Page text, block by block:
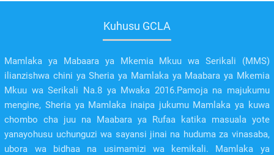
Kuhusu GCLA
Mamlaka ya Mabaara ya Mkemia Mkuu wa Serikali (MMS)
ilianzishwa chini ya Sheria ya Mamlaka ya Maabara ya Mkemia
Mkuu wa Serikali Na.8 ya Mwaka 2016.Pamoja na majukumu
mengine, Sheria ya Mamlaka inaipa jukumu Mamlaka ya kuwa
chombo cha juu na Maabara ya Rufaa katika masuala yote
yanayohusu uchunguzi wa sayansi jinai na huduma za vinasaba,
ubora wa bidhaa na usimamizi wa kemikali. Mamlaka ya